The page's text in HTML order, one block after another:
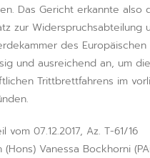
Das Gericht erkannte also
zur Widerspruchsabteilung
des Europäischen
und ausreichend an, um
Trittbrettfahrens im
vom 07.12.2017, Az. T-61/16
(Hons) Vanessa Bockhorni